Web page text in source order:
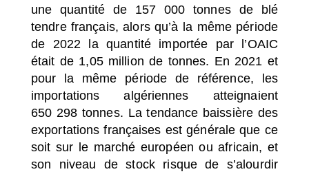
une quantité de 157 000 tonnes de blé
tendre français, alors qu’à la même période
de 2022 la quantité importée par l’OAIC
était de 1,05 million de tonnes. En 2021 et
pour la même période de référence, les
importations algériennes atteignaient
650 298 tonnes. La tendance baissière des
exportations françaises est générale que ce
soit sur le marché européen ou africain, et
son niveau de stock risque de s’alourdir